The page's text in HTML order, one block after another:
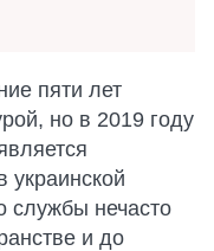
пяти лет
но в 2019 году
украинской
службы нечасто
и до